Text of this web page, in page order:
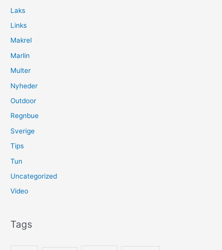
Laks
Links
Makrel
Marlin
Multer
Nyheder
Outdoor
Regnbue
Sverige
Tips
Tun
Uncategorized
Video
Tags